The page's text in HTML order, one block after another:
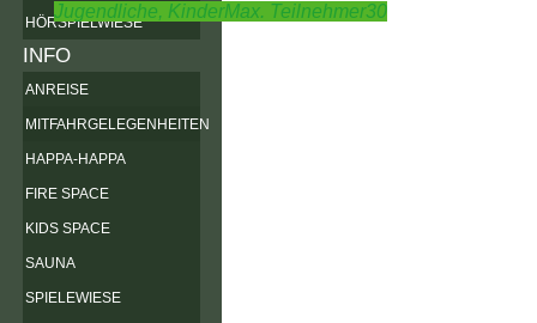
HÖRSPIELWIESE
INFO
ANREISE
MITFAHRGELEGENHEITEN
HAPPA-HAPPA
FIRE SPACE
KIDS SPACE
SAUNA
SPIELEWIESE
Jugendliche, KinderMax. Teilnehmer30